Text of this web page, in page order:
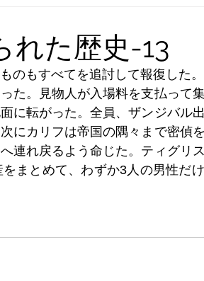
れた歴史-13
のもすべてを追討して報復した
た。見物人が入場料を支払って
に転がった。全員、ザンジバル
にカリフは帝国の隅々まで密偵
連れ戻るよう命じた。ティグリ
まとめて、わずか3人の男性だ